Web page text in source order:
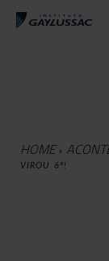
HOME »
VIROU 6º!